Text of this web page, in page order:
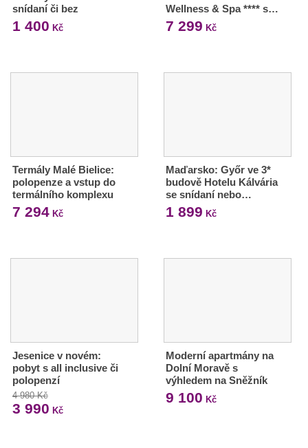
snídaní či bez
1 400 Kč
Wellness & Spa **** s…
7 299 Kč
Termály Malé Bielice:
polopenze a vstup do
termálního komplexu
7 294 Kč
Maďarsko: Győr ve 3*
budově Hotelu Kálvária
se snídaní nebo…
1 899 Kč
Jesenice v novém:
pobyt s all inclusive či
polopenzí
4 980 Kč
3 990 Kč
Moderní apartmány na
Dolní Moravě s
výhledem na Sněžník
9 100 Kč